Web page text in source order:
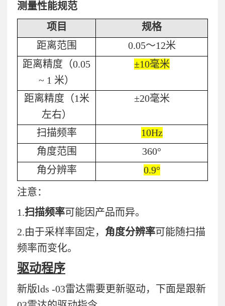
测量性能规范
项目
规格
距离范围
0.05～12米
距离精度（0.05
~ 1 米）
±10毫米
距离精度（1米
左右）
±20毫米
扫描频率
10Hz
角度范围
360°
角分辨率
0.9°
注意：
1.扫描频率可能因产品而异。
2.由于采样率固定， 角度分辨率可能随扫描
频率而变化。
驱动程序
新版lds -03雷达需要更新驱动，下面是跟新